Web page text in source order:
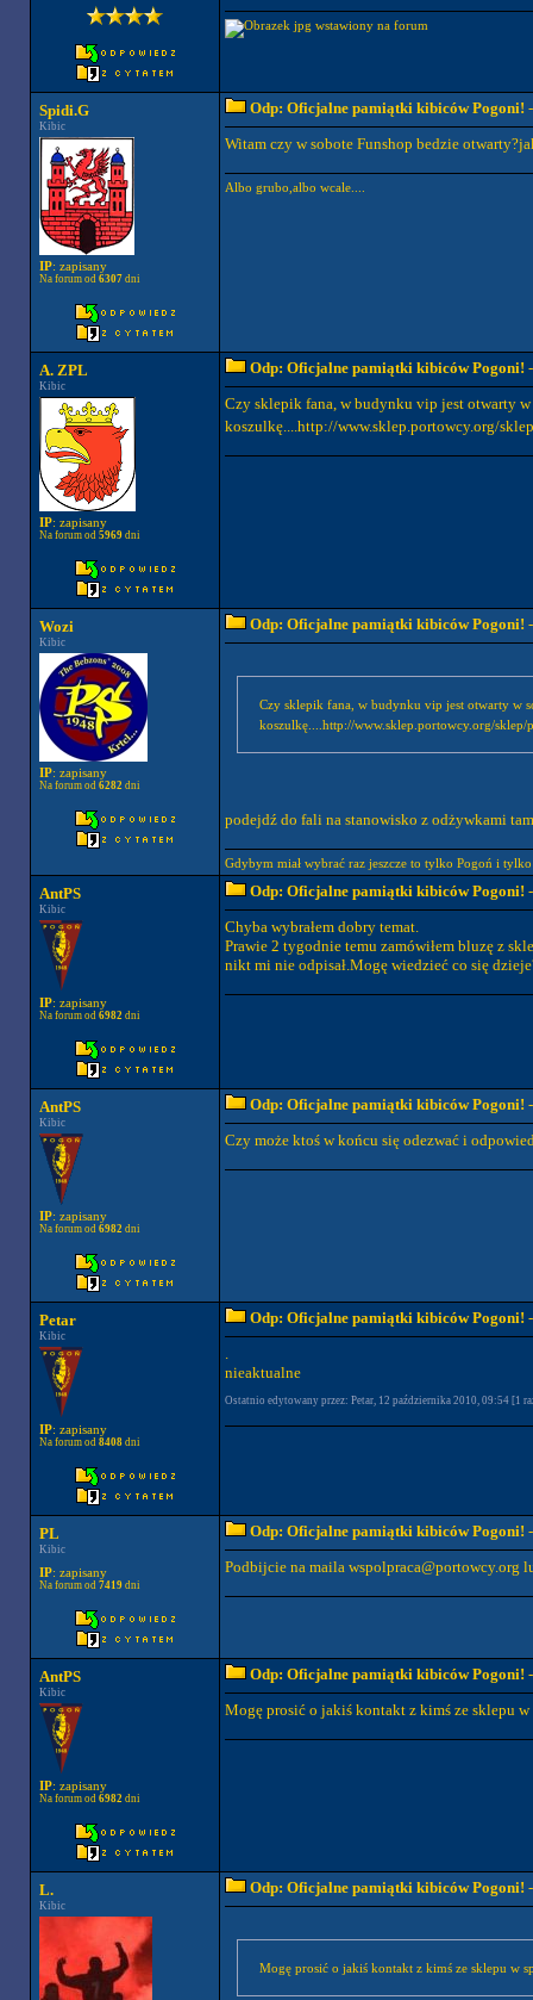
Spidi.G
Kibic
IP: zapisany
Na forum od 6307dni
Odp: Oficjalne pamiątki kibiców Pogoni!
Witam czy w sobote Funshop bedzie
Albo grubo,albo wcale....
A. ZPL
Kibic
IP: zapisany
Na forum od 5969dni
Odp: Oficjalne pamiątki kibiców Pogoni!
Czy sklepik fana, w budynku vip jest otwarty
koszulkę....http://www.sklep.portowcy.org/
Wozi
Kibic
IP: zapisany
Na forum od 6282dni
Odp: Oficjalne pamiątki kibiców Pogoni!
Czy sklepik fana, w budynku vip jest otwarty w
koszulkę....http://www.sklep.portowcy.org/
podejdź do fali na stanowisko z odżywkami
Gdybym miał wybrać raz jeszcze to tylko Pogoń i tylko
AntPS
Kibic
IP: zapisany
Na forum od 6982dni
Odp: Oficjalne pamiątki kibiców Pogoni!
Chyba wybrałem dobry temat.
Prawie 2 tygodnie temu zamówiłem bluzę z
nikt mi nie odpisał.Mogę wiedzieć co się
AntPS
Kibic
IP: zapisany
Na forum od 6982dni
Odp: Oficjalne pamiątki kibiców Pogoni!
Czy może ktoś w końcu się odezwać i
Petar
Kibic
IP: zapisany
Na forum od 8408dni
Odp: Oficjalne pamiątki kibiców Pogoni!
.
nieaktualne
Ostatnio edytowany przez: Petar, 12 października 2010, 09:54 [1
PL
Kibic
IP: zapisany
Na forum od 7419dni
Odp: Oficjalne pamiątki kibiców Pogoni!
Podbijcie na maila wspolpraca@portowcy.org
AntPS
Kibic
IP: zapisany
Na forum od 6982dni
Odp: Oficjalne pamiątki kibiców Pogoni!
Mogę prosić o jakiś kontakt z kimś ze sklepu w
L.
Kibic
Odp: Oficjalne pamiątki kibiców Pogoni!
Mogę prosić o jakiś kontakt z kimś ze sklepu w